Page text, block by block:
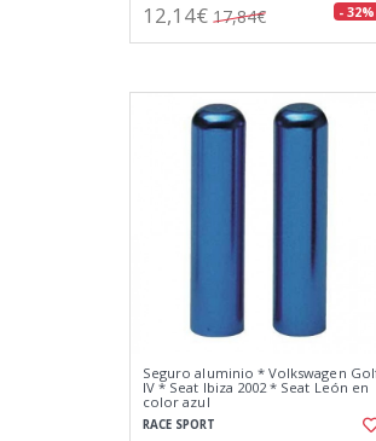
12,14€ 17,84€ - 32%
Seguro aluminio * Volkswagen
IV * Seat Ibiza 2002 * Seat León en
color azul
RACE SPORT